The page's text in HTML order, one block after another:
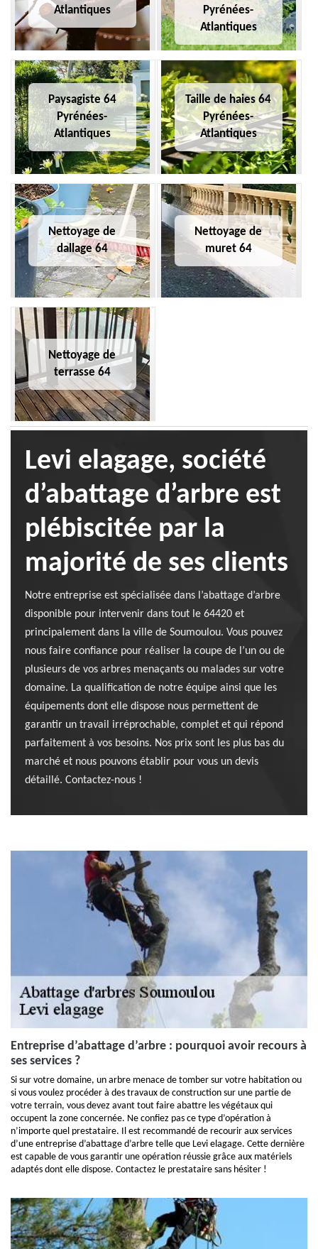
Atlantiques
Pyrénées-
Atlantiques
Paysagiste 64
Pyrénées-
Atlantiques
Taille de haies 64
Pyrénées-
Atlantiques
Nettoyage de
dallage 64
Nettoyage de
muret 64
Nettoyage de
terrasse 64
Levi elagage, société
d’abattage d’arbre est
plébiscitée par la
majorité de ses clients
Notre entreprise est spécialisée dans l’abattage d’arbre
disponible pour intervenir dans tout le 64420 et
principalement dans la ville de Soumoulou. Vous pouvez
nous faire confiance pour réaliser la coupe de l’un ou de
plusieurs de vos arbres menaçants ou malades sur votre
domaine. La qualification de notre équipe ainsi que les
équipements dont elle dispose nous permettent de
garantir un travail irréprochable, complet et qui répond
parfaitement à vos besoins. Nos prix sont les plus bas du
marché et nous pouvons établir pour vous un devis
détaillé. Contactez-nous !
Entreprise d’abattage d’arbre : pourquoi avoir recours à
ses services ?
Si sur votre domaine, un arbre menace de tomber sur votre habitation ou
si vous voulez procéder à des travaux de construction sur une partie de
votre terrain, vous devez avant tout faire abattre les végétaux qui
occupent la zone concernée. Ne confiez pas ce type d’opération à
n’importe quel prestataire. Il est recommandé de recourir aux services
d’une entreprise d’abattage d’arbre telle que Levi elagage. Cette dernière
est capable de vous garantir une opération réussie grâce aux matériels
adaptés dont elle dispose. Contactez le prestataire sans hésiter !